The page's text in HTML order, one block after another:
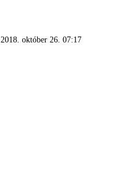
2018. október 26. 07:17